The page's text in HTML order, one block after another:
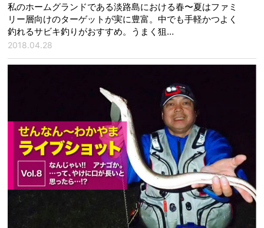
私のホームグランドである淡路島における春〜夏はファミ
リー層向けのターゲットが実に豊富。中でも手軽かつよく
釣れるサビキ釣りがおすすめ。うまく狙…
2018.04.28